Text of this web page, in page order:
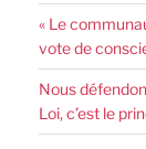
« Le
vote de
Nous
Loi, c’est le